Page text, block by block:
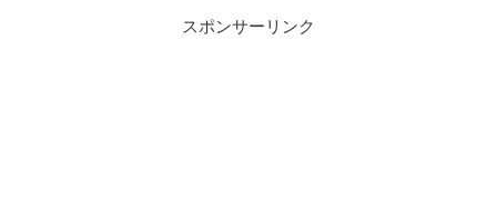
スポンサーリンク